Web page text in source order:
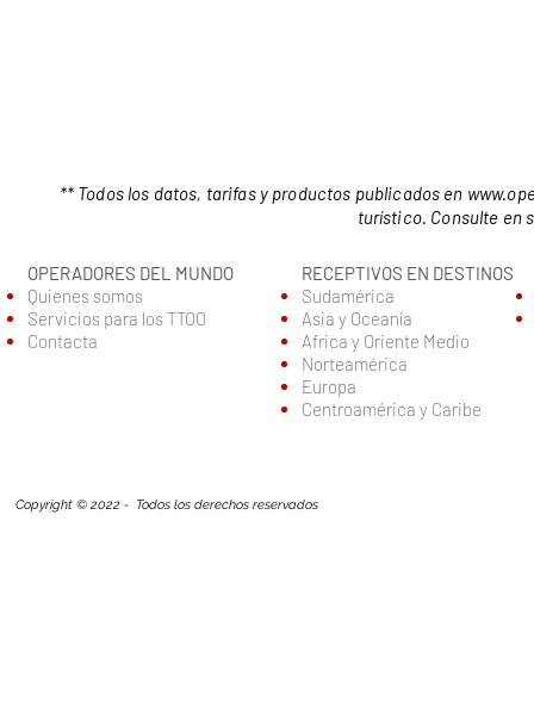
** Todos los datos, tarifas y productos publicados en
turístico. Consulte en
OPERADORES DEL MUNDO
Quienes somos
Servicios para los TTOO
Contacta
RECEPTIVOS EN DESTINOS
Sudamérica
Asia y Oceanía
Africa y Oriente Medio
Norteamérica
Europa
Centroamérica y Caribe
Copyright © 2022 - Todos los derechos reservados